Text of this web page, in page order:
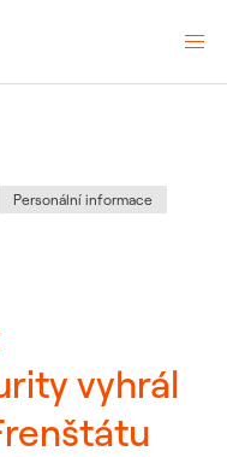
Personální informace
vyhrál